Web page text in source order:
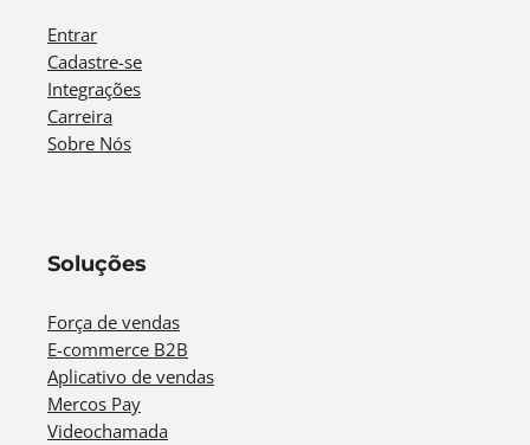
Entrar
Cadastre-se
Integrações
Carreira
Sobre Nós
Soluções
Força de vendas
E-commerce B2B
Aplicativo de vendas
Mercos Pay
Videochamada